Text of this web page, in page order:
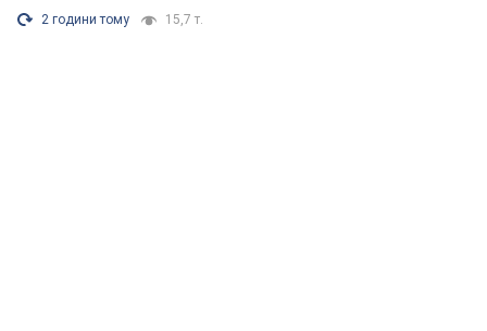
2 години тому 15,7 т.